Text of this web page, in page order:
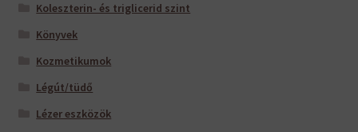
Koleszterin- és triglicerid szint
Könyvek
Kozmetikumok
Légút/tüdő
Lézer eszközök